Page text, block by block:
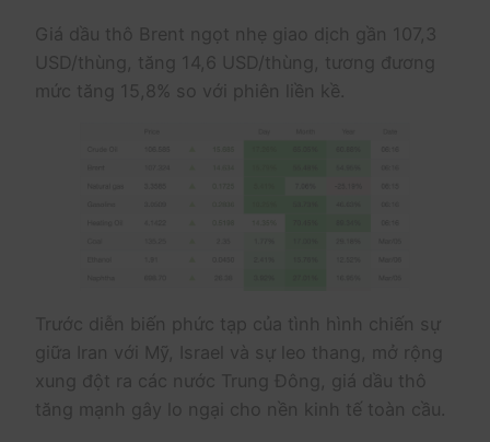
Giá dầu thô Brent ngọt nhẹ giao dịch gần 107,3
USD/thùng, tăng 14,6 USD/thùng, tương đương
mức tăng 15,8% so với phiên liền kề.
Trước diễn biến phức tạp của tình hình chiến sự
giữa Iran với Mỹ, Israel và sự leo thang, mở rộng
xung đột ra các nước Trung Đông, giá dầu thô
tăng mạnh gây lo ngại cho nền kinh tế toàn cầu.